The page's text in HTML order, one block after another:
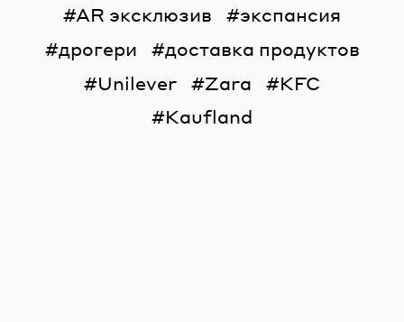
AR эксклюзив
экспансия
дрогери
доставка продуктов
Unilever
Zara
KFC
Kaufland